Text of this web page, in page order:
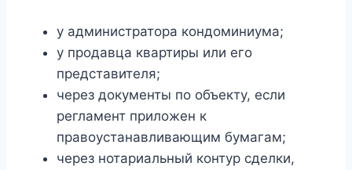
у администратора кондоминиума;
у продавца квартиры или его
представителя;
через документы по объекту, если
регламент приложен к
правоустанавливающим бумагам;
через нотариальный контур сделки,